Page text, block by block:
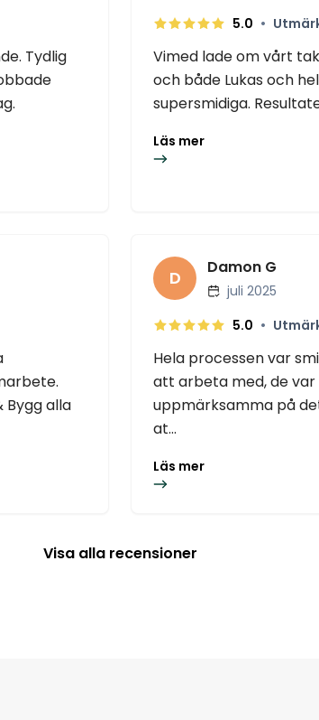
Tydlig
5.0 •
Vimed lade om vårt
och både Lukas och
supersmidiga.
Läs mer
Bygg alla
D Damon G
juli 2025
5.0 •
Hela processen var
att arbeta med, de
uppmärksamma på
at...
Läs mer
Visa alla recensioner